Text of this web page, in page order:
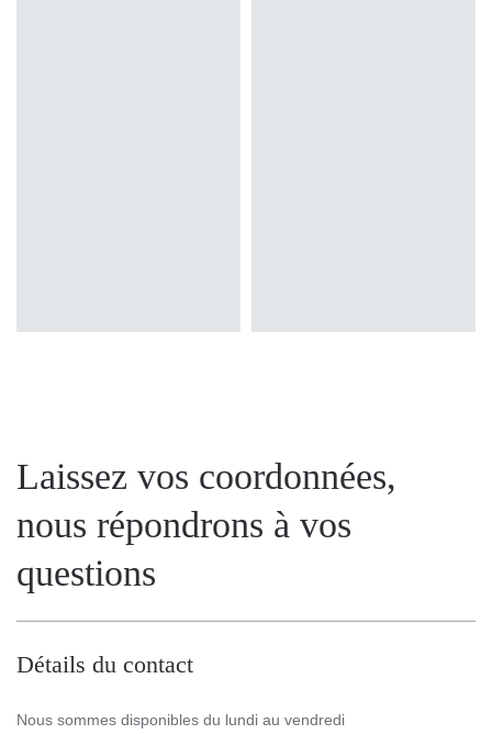
Laissez vos coordonnées,
nous répondrons à vos
questions
Détails du contact
Nous sommes disponibles du lundi au vendredi